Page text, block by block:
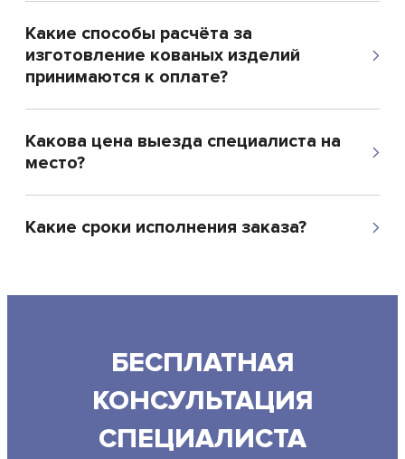
Какие способы расчёта за
изготовление кованых изделий
принимаются к оплате?
Какова цена выезда специалиста на
место?
Какие сроки исполнения заказа?
БЕСПЛАТНАЯ
КОНСУЛЬТАЦИЯ
СПЕЦИАЛИСТА